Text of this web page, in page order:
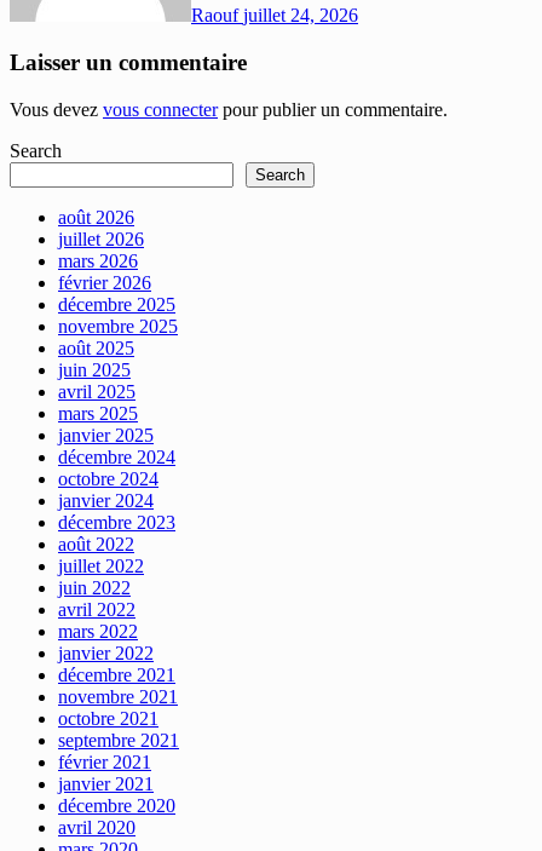
Raoufjuillet 24, 2026
Laisser un commentaire
Vous devez vous connecterpour publier un commentaire.
Search
Search
août 2026
juillet 2026
mars 2026
février 2026
décembre 2025
novembre 2025
août 2025
juin 2025
avril 2025
mars 2025
janvier 2025
décembre 2024
octobre 2024
janvier 2024
décembre 2023
août 2022
juillet 2022
juin 2022
avril 2022
mars 2022
janvier 2022
décembre 2021
novembre 2021
octobre 2021
septembre 2021
février 2021
janvier 2021
décembre 2020
avril 2020